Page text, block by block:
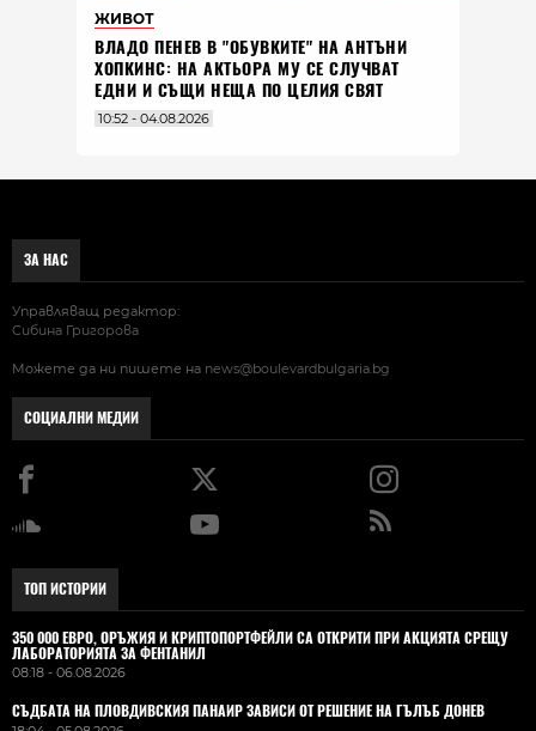
ЖИВОТ
ВЛАДO ПЕНЕВ В "ОБУВКИТЕ" НА АНТЪНИ
ХОПКИНС: НА АКТЬОРА МУ СЕ СЛУЧВАТ
ЕДНИ И СЪЩИ НЕЩА ПО ЦЕЛИЯ СВЯТ
10:52 - 04.08.2026
ЗА НАС
Управляващ редактор:
Сибина Григорова
Можете да ни пишете на news@boulevardbulgaria.bg
СОЦИАЛНИ МЕДИИ
ТОП ИСТОРИИ
350 000 ЕВРО, ОРЪЖИЯ И КРИПТОПОРТФЕЙЛИ СА ОТКРИТИ ПРИ АКЦИЯТА СРЕЩУ
ЛАБОРАТОРИЯТА ЗА ФЕНТАНИЛ
08:18 - 06.08.2026
СЪДБАТА НА ПЛОВДИВСКИЯ ПАНАИР ЗАВИСИ ОТ РЕШЕНИЕ НА ГЪЛЪБ ДОНЕВ